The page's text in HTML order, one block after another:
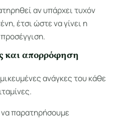
αν υπάρχει τυχόν
έτσι ώστε να γίνει η
και απορρόφηση
ανάγκες του κάθε
παρατηρήσουμε